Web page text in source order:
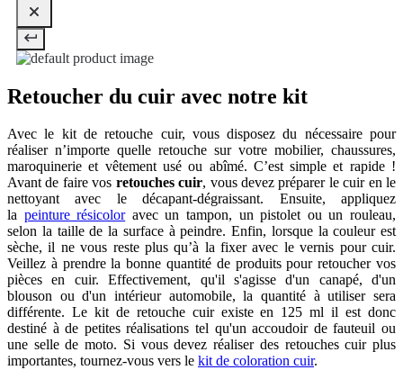
Retoucher du cuir avec notre kit
Avec le kit de retouche cuir, vous disposez du nécessaire pour
réaliser n’importe quelle retouche sur votre mobilier, chaussures,
maroquinerie et vêtement usé ou abîmé. C’est simple et rapide !
Avant de faire vos retouches cuir, vous devez préparer le cuir en le
nettoyant avec le décapant-dégraissant. Ensuite, appliquez
la peinture résicoloravec un tampon, un pistolet ou un rouleau,
selon la taille de la surface à peindre. Enfin, lorsque la couleur est
sèche, il ne vous reste plus qu’à la fixer avec le vernis pour cuir.
Veillez à prendre la bonne quantité de produits pour retoucher vos
pièces en cuir. Effectivement, qu'il s'agisse d'un canapé, d'un
blouson ou d'un intérieur automobile, la quantité à utiliser sera
différente. Le kit de retouche cuir existe en 125 ml il est donc
destiné à de petites réalisations tel qu'un accoudoir de fauteuil ou
une selle de moto. Si vous devez réaliser des retouches cuir plus
importantes, tournez-vous vers le kit de coloration cuir.